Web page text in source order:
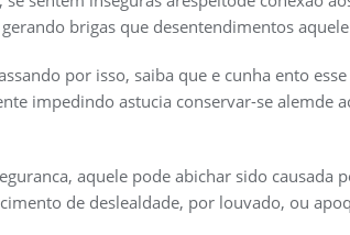
brigas que desentendimentos
por isso, saiba que e cunha ento
impedindo astucia conservar-se alemde
aquele pode abichar sido causada
de deslealdade, por louvado, ou